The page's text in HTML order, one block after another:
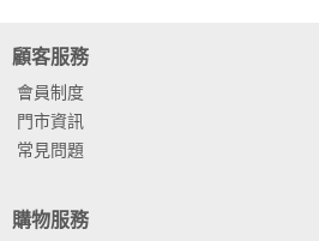
顧客服務
會員制度
門市資訊
常見問題
購物服務